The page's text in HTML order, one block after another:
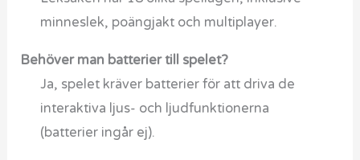
minneslek, poängjakt och multiplayer.
Behöver man batterier till spelet?
Ja, spelet kräver batterier för att driva de
interaktiva ljus- och ljudfunktionerna
(batterier ingår ej).